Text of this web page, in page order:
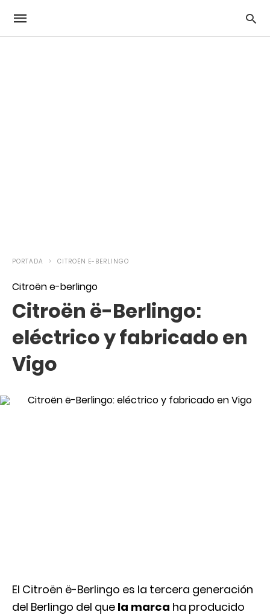
PORTADA CITROËN E-BERLINGO
Citroën e-berlingo
Citroën ë-Berlingo:
eléctrico y fabricado en
Vigo
El Citroën ë-Berlingo es la tercera generación
del Berlingo del que la marca ha producido